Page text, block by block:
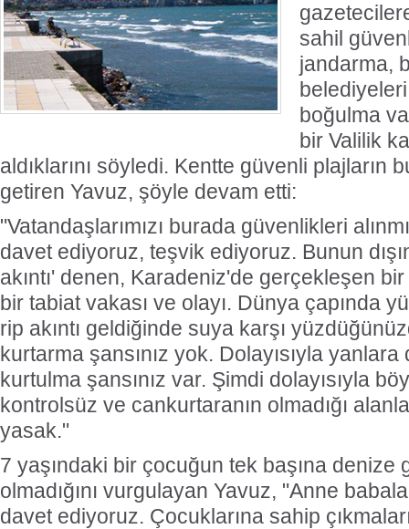
sahil
jandarma,
boğulma
bir Valilik
aldıklarını söyledi. Kentte güvenli plajların
getiren Yavuz, şöyle devam etti:
"Vatandaşlarımızı burada güvenlikleri
davet ediyoruz, teşvik ediyoruz. Bunun
akıntı' denen, Karadeniz'de gerçekleşen
bir tabiat vakası ve olayı. Dünya çapında
rip akıntı geldiğinde suya karşı
kurtarma şansınız yok. Dolayısıyla
kurtulma şansınız var. Şimdi dolayısıyla
kontrolsüz ve cankurtaranın olmadığı
yasak."
7 yaşındaki bir çocuğun tek başına denize
olmadığını vurgulayan Yavuz, "Anne
davet ediyoruz. Çocuklarına sahip